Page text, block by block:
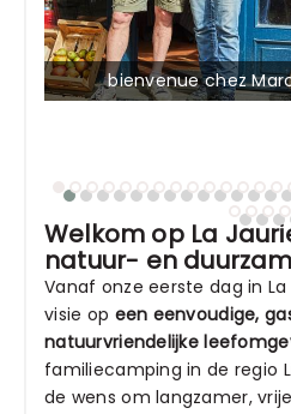
bienvenue chez
Welkom op La
natuur- en
Vanaf onze eerste dag in
visie op een eenvoudige,
natuurvriendelijke
familiecamping in de regio
de wens om langzamer,